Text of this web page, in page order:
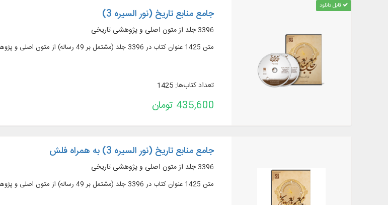
قابل دانلود
جامع منابع تاریخ (نور السیره 3)
3396 جلد از متون اصلی و پژوهشی تاریخی
متن 1425 عنوان کتاب در 3396 جلد (مشتمل بر 49 رساله) از متون اصلی و پژوهشی تاریخی و علوم مرتبط به آن به همراه تاریخنامه، تبارنامه
تعداد کتاب‌ها: 1425
435,600 تومان
جامع منابع تاریخ (نور السیره 3) به همراه فلش
3396 جلد از متون اصلی و پژوهشی تاریخی
متن 1425 عنوان کتاب در 3396 جلد (مشتمل بر 49 رساله) از متون اصلی و پژوهشی تاریخی و علوم مرتبط به آن به همراه تاریخنامه، تبارنامه